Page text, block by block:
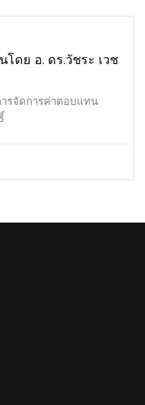
ดย อ. ดร.วัชระ เวช
รจัดการค่าตอบแทน